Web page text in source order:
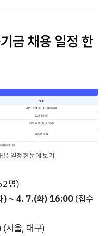
금 채용 일정 한
일정 한눈에 보기
명)
) ~ 4. 7.(화) 16:00 (접수
(서울, 대구)